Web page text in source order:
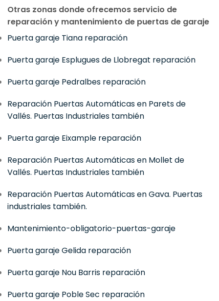
Otras zonas donde ofrecemos servicio de
reparación y mantenimiento de puertas de garaje
Puerta garaje Tiana reparación
Puerta garaje Esplugues de Llobregat reparación
Puerta garaje Pedralbes reparación
Reparación Puertas Automáticas en Parets de
Vallés. Puertas Industriales también
Puerta garaje Eixample reparación
Reparación Puertas Automáticas en Mollet de
Vallés. Puertas Industriales también
Reparación Puertas Automáticas en Gava. Puertas
industriales también.
Mantenimiento-obligatorio-puertas-garaje
Puerta garaje Gelida reparación
Puerta garaje Nou Barris reparación
Puerta garaje Poble Sec reparación